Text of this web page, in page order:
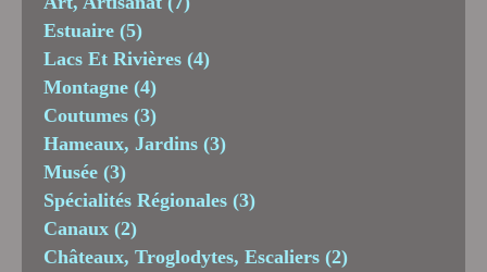
Estuaire (5)
Lacs Et Rivières (4)
Montagne (4)
Coutumes (3)
Hameaux, Jardins (3)
Musée (3)
Spécialités Régionales (3)
Canaux (2)
Châteaux, Troglodytes, Escaliers (2)